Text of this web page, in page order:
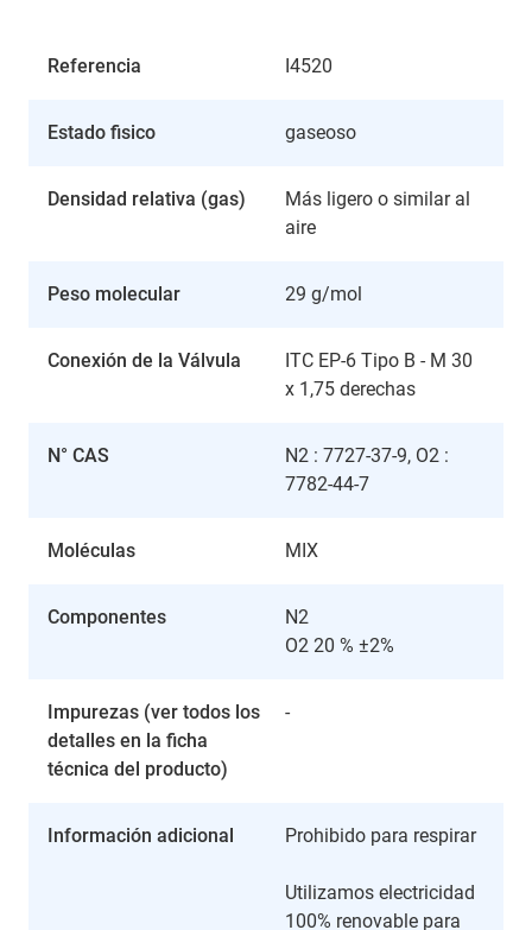
Referencia I4520
Estado fisico gaseoso
Densidad relativa (gas)
Más ligero o similar al
aire
Peso molecular 29 g/mol
Conexión de la Válvula
ITC EP-6 Tipo B - M 30
x 1,75 derechas
N° CAS
N2 : 7727-37-9, O2 :
7782-44-7
Moléculas MIX
Componentes
N2
O2 20 % ±2%
Impurezas (ver todos los
detalles en la ficha
técnica del producto)
-
Información adicional Prohibido para respirar
Utilizamos electricidad
100% renovable para